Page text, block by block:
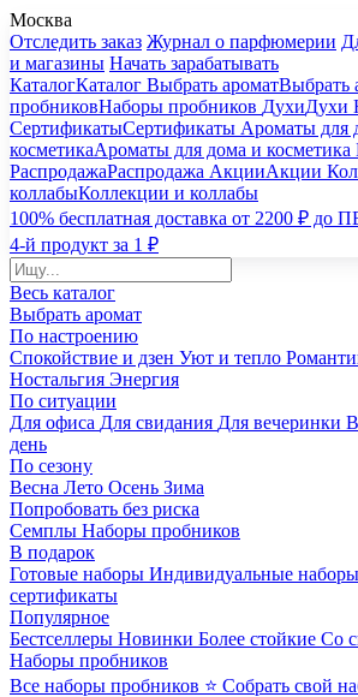
Москва
Отследить заказ Журнал о парфюмерии
и магазины Начать зарабатывать
КаталогКаталог Выбрать ароматВыбрать
пробниковНаборы пробников ДухиДухи
СертификатыСертификаты Ароматы для
косметикаАроматы для дома и косметика
РаспродажаРаспродажа АкцииАкции
коллабыКоллекции и коллабы
100% бесплатная доставка от 2200 ₽ до
4-й продукт за 1 ₽
Весь каталог
Выбрать аромат
По настроению
Спокойствие и дзен Уют и тепло
Ностальгия Энергия
По ситуации
Для офиса Для свидания Для вечеринки
день
По сезону
Весна Лето Осень Зима
Попробовать без риска
Семплы Наборы пробников
В подарок
Готовые наборы Индивидуальные наборы
сертификаты
Популярное
Бестселлеры Новинки Более стойкие Со
Наборы пробников
Все наборы пробников ⭐ Собрать свой